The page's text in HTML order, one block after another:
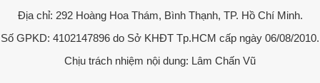
Địa chỉ: 292 Hoàng Hoa Thám, Bình Thạnh, TP. Hồ Chí Minh.
Số GPKD: 4102147896 do Sở KHĐT Tp.HCM cấp ngày 06/08/2010.
Chịu trách nhiệm nội dung: Lâm Chấn Vũ